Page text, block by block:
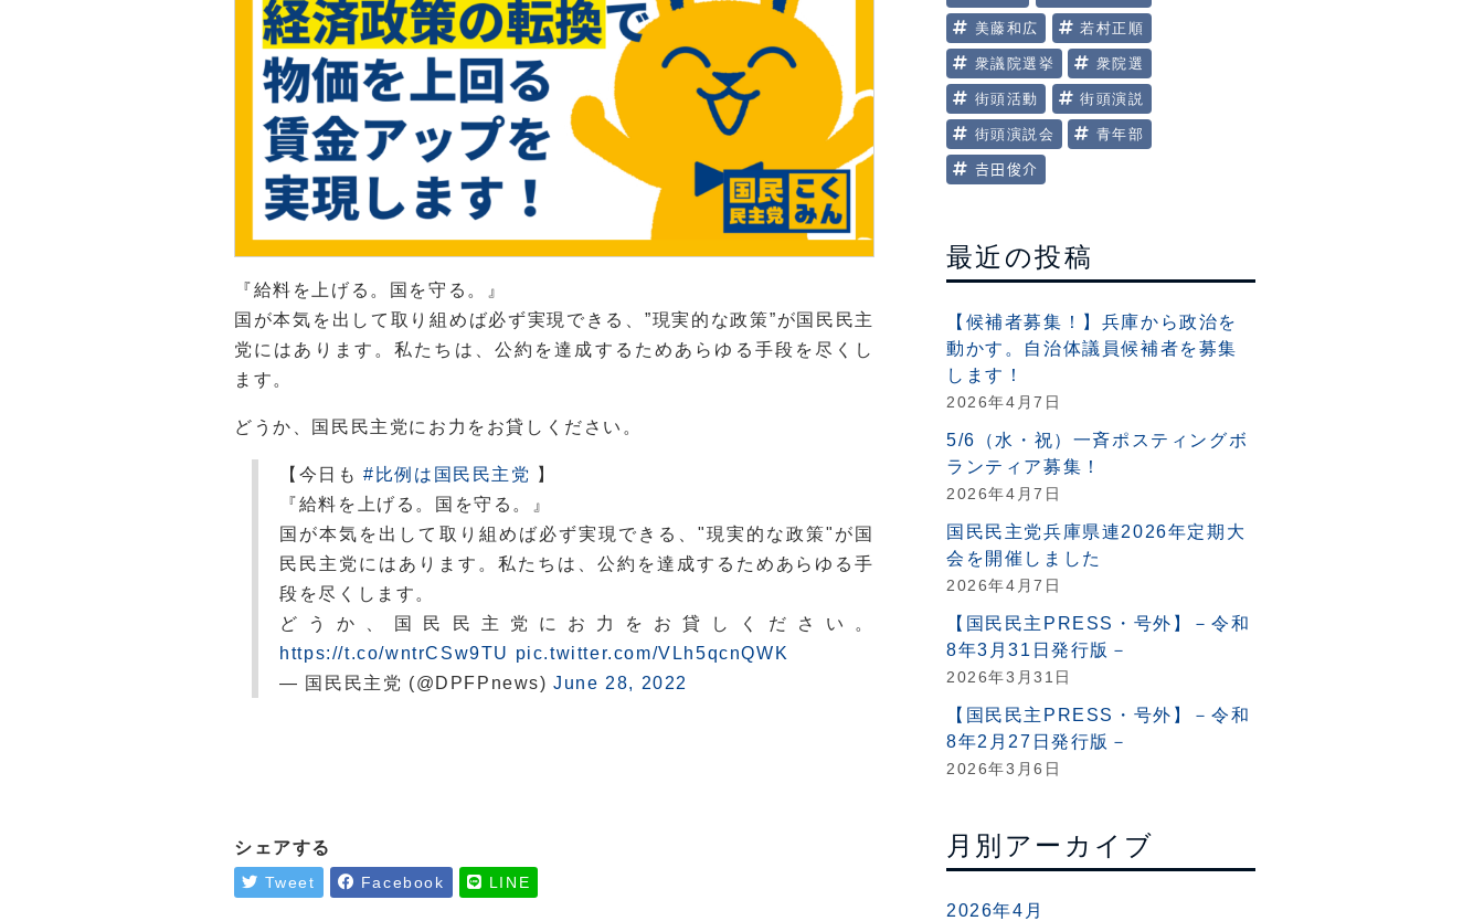
『給料を上げる。国を守る。』
国が本気を出して取り組めば必ず実現できる、”現実的な政策”が国民民主
党にはあります。私たちは、公約を達成するためあらゆる手段を尽くし
ます。
どうか、国民民主党にお力をお貸しください。
【今日も#比例は国民民主党
】
『給料を上げる。国を守る。』
国が本気を出して取り組めば必ず実現できる、"現実的な政策"が国
民民主党にはあります。私たちは、公約を達成するためあらゆる手
段を尽くします。
どうか、国民民主党にお力をお貸しください。
https://t.co/wntrCSw9TU pic.twitter.com/VLh5qcnQWK
— 国民民主党 (@DPFPnews)June 28, 2022
シェアする
Tweet Facebook LINE
美藤和広 若村正順
衆議院選挙 衆院選
街頭活動 街頭演説
街頭演説会 青年部
𠮷田俊介
最近の投稿
【候補者募集！】兵庫から政治を
動かす。自治体議員候補者を募集
します！
2026年4月7日
5/6（水・祝）一斉ポスティングボ
ランティア募集！
2026年4月7日
国民民主党兵庫県連2026年定期大
会を開催しました
2026年4月7日
【国民民主PRESS・号外】－令和
8年3月31日発行版－
2026年3月31日
【国民民主PRESS・号外】－令和
8年2月27日発行版－
2026年3月6日
月別アーカイブ
2026年4月